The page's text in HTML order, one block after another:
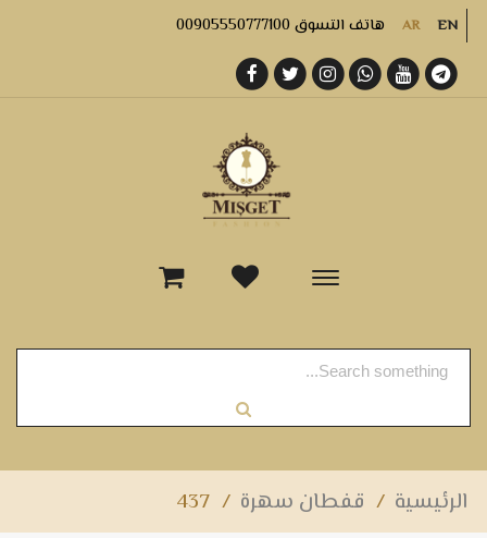
AR EN هاتف التسوق 00905550777100
-
الرئيسية / قفطان سهرة /
437